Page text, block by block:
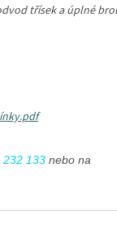
třísek a úplné
232 133 nebo na